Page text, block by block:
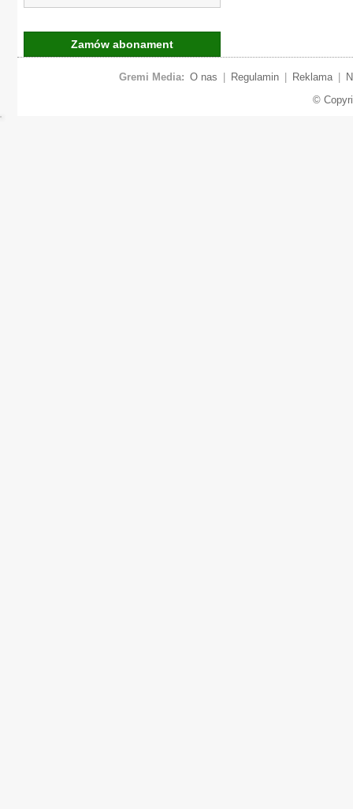
Zamów abonament
Gremi Media: O nas Regulamin Reklama
©